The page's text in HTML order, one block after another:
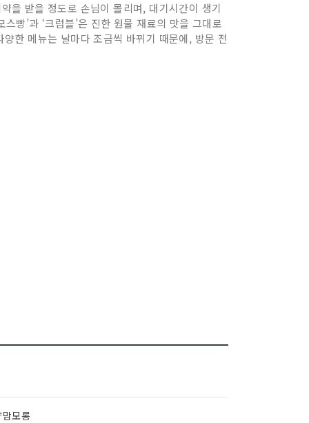
을 받을 정도로 손님이 몰리며, 대기시간이 생기
빵’과 ‘크럼블’은 진한 원물 재료의 맛을 그대로
한 메뉴는 날마다 조금씩 바뀌기 때문에, 방문 전
맘모롱